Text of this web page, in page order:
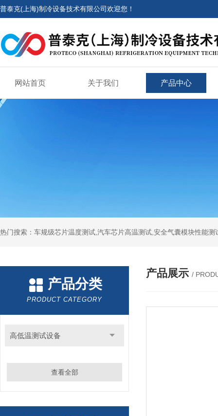
普泰克(上海)制冷设备技术有限公司欢迎您！
网站首页 关于我们 产品中心
热门搜索：车规级芯片温度测试,汽车芯片高温测试,安全气囊模块性能测
产品分类
PRODUCT CATEGORY
高低温测试设备
查看全部
产品展示 /